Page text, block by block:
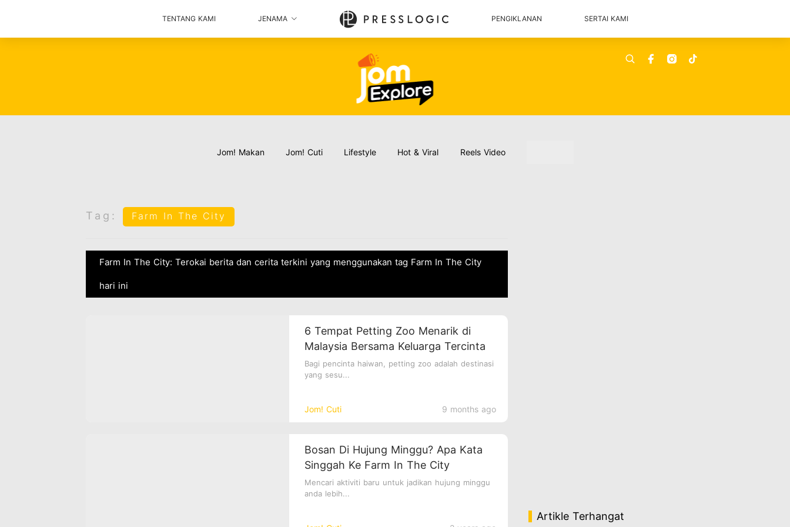
TENTANG KAMI JENAMA PENGIKLANAN SERTAI KAMI
Jom! Makan Jom! Cuti Lifestyle Hot & Viral Reels Video
Tag: Farm In The City
Farm In The City: Terokai berita dan cerita terkini yang menggunakan tag Farm In The City
hari ini
Jom! Cuti 9 months ago
6 Tempat Petting Zoo Menarik di
Malaysia Bersama Keluarga Tercinta
Bagi pencinta haiwan, petting zoo adalah destinasi
yang sesu...
Bosan Di Hujung Minggu? Apa Kata
Singgah Ke Farm In The City
Mencari aktiviti baru untuk jadikan hujung minggu
anda lebih...
Artikle Terhangat